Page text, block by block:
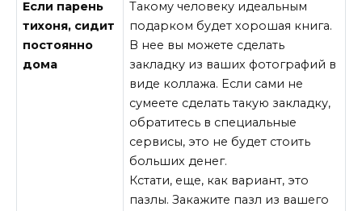
Если парень
тихоня, сидит
постоянно
дома
Такому человеку идеальным
подарком будет хорошая книга.
В нее вы можете сделать
закладку из ваших фотографий в
виде коллажа. Если сами не
сумеете сделать такую закладку,
обратитесь в специальные
сервисы, это не будет стоить
больших денег.
Кстати, еще, как вариант, это
пазлы. Закажите пазл из вашего